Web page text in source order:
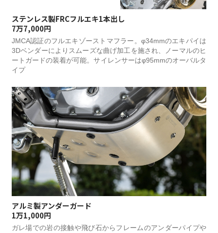
ステンレス製FRCフルエキ1本出し
7万7,000円
JMCA認証のフルエキゾーストマフラー。φ34mmのエキパイは
3Dベンダーによりスムーズな曲げ加工を施され、ノーマルのヒ
ートガードの装着が可能。サイレンサーはφ95mmのオーバルタ
イプ
アルミ製アンダーガード
1万1,000円
ガレ場での岩の接触や飛び石からフレームのアンダーパイプや